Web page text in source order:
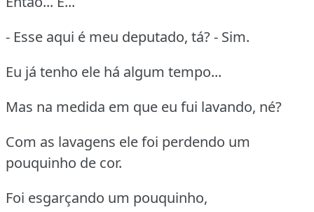
- Esse aqui é meu deputado, tá? - Sim.
Eu já tenho ele há algum tempo...
Mas na medida em que eu fui lavando, né?
Com as lavagens ele foi perdendo um
pouquinho de cor.
Foi esgarçando um pouquinho,